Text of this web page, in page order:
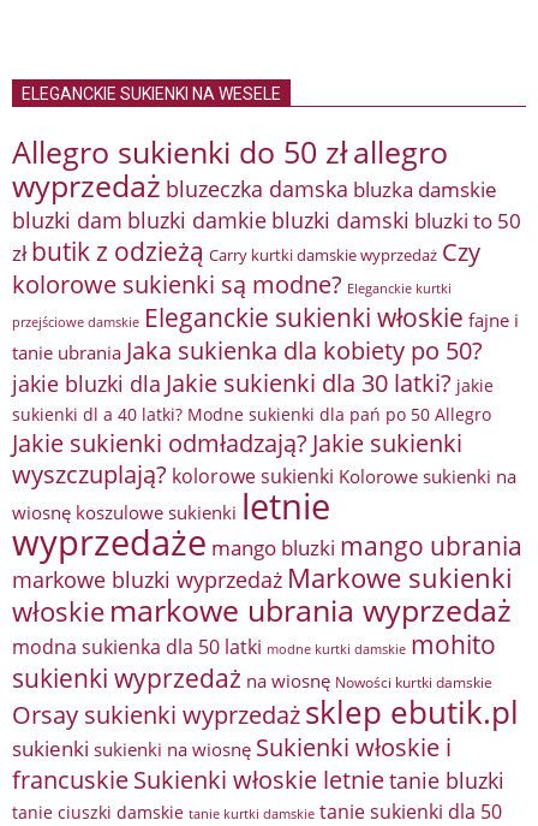
ELEGANCKIE SUKIENKI NA WESELE
Allegro sukienki do 50 złallegro
wyprzedaż bluzeczka damska bluzka damskie
bluzki dam bluzki damkie bluzki damski bluzki to 50
zł butik z odzieżą Carry kurtki damskie wyprzedaż Czy
kolorowe sukienki są modne? Eleganckie kurtki
przejściowe damskie Eleganckie sukienki włoskie fajne i
tanie ubrania Jaka sukienka dla kobiety po 50?
jakie bluzki dla Jakie sukienki dla 30 latki? jakie
sukienki dl a 40 latki? Modne sukienki dla pań po 50 Allegro
Jakie sukienki odmładzają? Jakie sukienki
wyszczuplają? kolorowe sukienki Kolorowe sukienki na
wiosnę koszulowe sukienki letnie
wyprzedaże mango bluzki mango ubrania
markowe bluzki wyprzedaż Markowe sukienki
włoskie markowe ubrania wyprzedaż
modna sukienka dla 50 latki modne kurtki damskie mohito
sukienki wyprzedaż na wiosnę Nowości kurtki damskie
Orsay sukienki wyprzedażsklep ebutik.pl
sukienki sukienki na wiosnę Sukienki włoskie i
francuskieSukienki włoskie letnietanie bluzki
tanie ciuszki damskie tanie kurtki damskie tanie sukienki dla 50